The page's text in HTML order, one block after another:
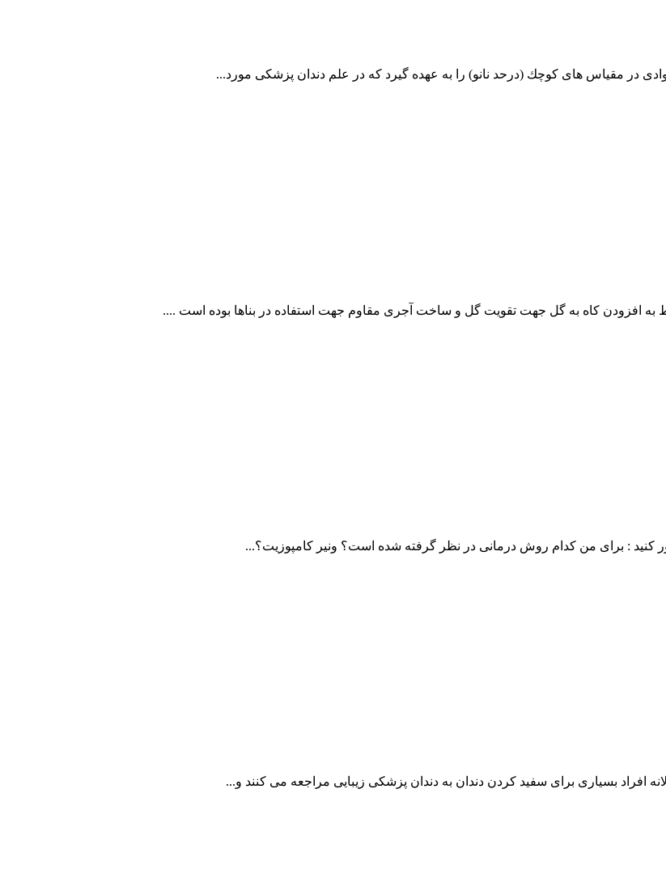
در مقیاس هاى كوچك (درحد نانو) را به عهده گیرد كه در علم دندان پزشكی مورد...
به افزودن کاه به گل جهت تقویت گل و ساخت آجری مقاوم جهت استفاده در بناها بوده است ....
کنید : برای من کدام روش درمانی در نظر گرفته شده است؟ ونیر کامپوزیت؟...
افراد بسیاری برای سفید کردن دندان به دندان پزشکی زیبایی مراجعه می کنند و...